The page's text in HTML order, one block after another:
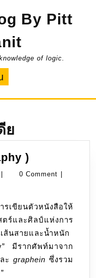
By Pitt
of logic.
ย
)
วิจิตร
phunsanit0 Comment
รเขียนตัวหนังสือให้
และศิลป์แห่งการ
ส้นสายและน้ำหนัก
มีรากศัพท์มาจาก
ะ graphein ซึ่งรวม